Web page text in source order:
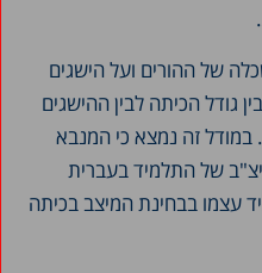
של ההורים ועל הישגים
גודל הכיתה לבין ההישגים
במודל זה נמצא כי המנבא
של התלמיד בעברית
עצמו בבחינת המיצב בכיתה